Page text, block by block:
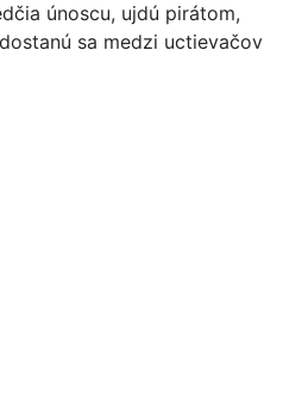
únoscu, ujdú pirátom,
sa medzi uctievačov